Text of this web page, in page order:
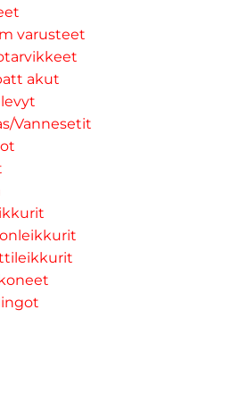
varusteet
akut
Vannesetit